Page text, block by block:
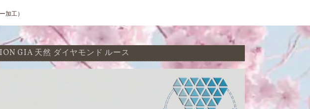
加工）
GIA 天然 ダイヤモンド ルース